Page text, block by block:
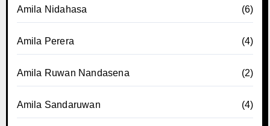
Amila Nidahasa (6)
Amila Perera (4)
Amila Ruwan Nandasena (2)
Amila Sandaruwan (4)